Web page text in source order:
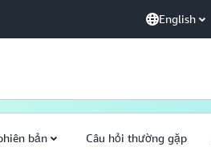
English
bản Câu hỏi thường gặp